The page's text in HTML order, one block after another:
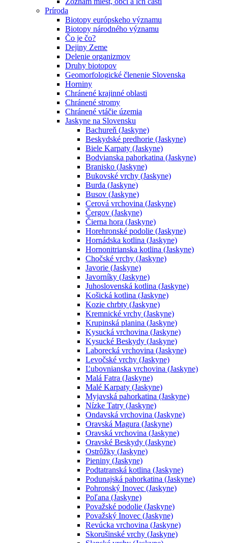
Príroda
Biotopy európskeho významu
Biotopy národného významu
Čo je čo?
Dejiny Zeme
Delenie organizmov
Druhy biotopov
Geomorfologické členenie Slovenska
Horniny
Chránené krajinné oblasti
Chránené stromy
Chránené vtáčie územia
Jaskyne na Slovensku
Bachureň (Jaskyne)
Beskydské predhorie (Jaskyne)
Biele Karpaty (Jaskyne)
Bodvianska pahorkatina (Jaskyne)
Branisko (Jaskyne)
Bukovské vrchy (Jaskyne)
Burda (Jaskyne)
Busov (Jaskyne)
Cerová vrchovina (Jaskyne)
Čergov (Jaskyne)
Čierna hora (Jaskyne)
Horehronské podolie (Jaskyne)
Hornádska kotlina (Jaskyne)
Hornonitrianska kotlina (Jaskyne)
Chočské vrchy (Jaskyne)
Javorie (Jaskyne)
Javorníky (Jaskyne)
Juhoslovenská kotlina (Jaskyne)
Košická kotlina (Jaskyne)
Kozie chrbty (Jaskyne)
Kremnické vrchy (Jaskyne)
Krupinská planina (Jaskyne)
Kysucká vrchovina (Jaskyne)
Kysucké Beskydy (Jaskyne)
Laborecká vrchovina (Jaskyne)
Levočské vrchy (Jaskyne)
Ľubovnianska vrchovina (Jaskyne)
Malá Fatra (Jaskyne)
Malé Karpaty (Jaskyne)
Myjavská pahorkatina (Jaskyne)
Nízke Tatry (Jaskyne)
Ondavská vrchovina (Jaskyne)
Oravská Magura (Jaskyne)
Oravská vrchovina (Jaskyne)
Oravské Beskydy (Jaskyne)
Ostrôžky (Jaskyne)
Pieniny (Jaskyne)
Podtatranská kotlina (Jaskyne)
Podunajská pahorkatina (Jaskyne)
Pohronský Inovec (Jaskyne)
Poľana (Jaskyne)
Považské podolie (Jaskyne)
Považský Inovec (Jaskyne)
Revúcka vrchovina (Jaskyne)
Skorušinské vrchy (Jaskyne)